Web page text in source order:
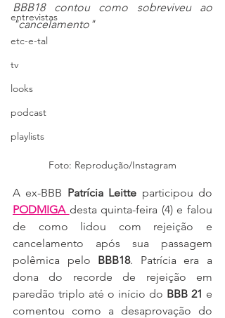
entrevistas
etc-e-tal
tv
looks
podcast
playlists
BBB18 contou como sobreviveu ao
"cancelamento"
Foto: Reprodução/Instagram
A ex-BBB Patrícia Leitte
PODMIGA desta quinta-feira (4) e falou
de como lidou com rejeição e
cancelamento após sua passagem
polêmica pelo BBB18. Patrícia era a
dona do recorde de rejeição em
paredão triplo até o início do BBB 21 e
comentou como a desaprovação do